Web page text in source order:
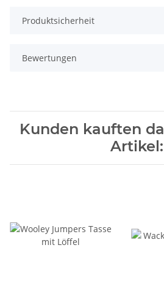
Produktsicherheit
Bewertungen
Kunden kauften
Artikel: